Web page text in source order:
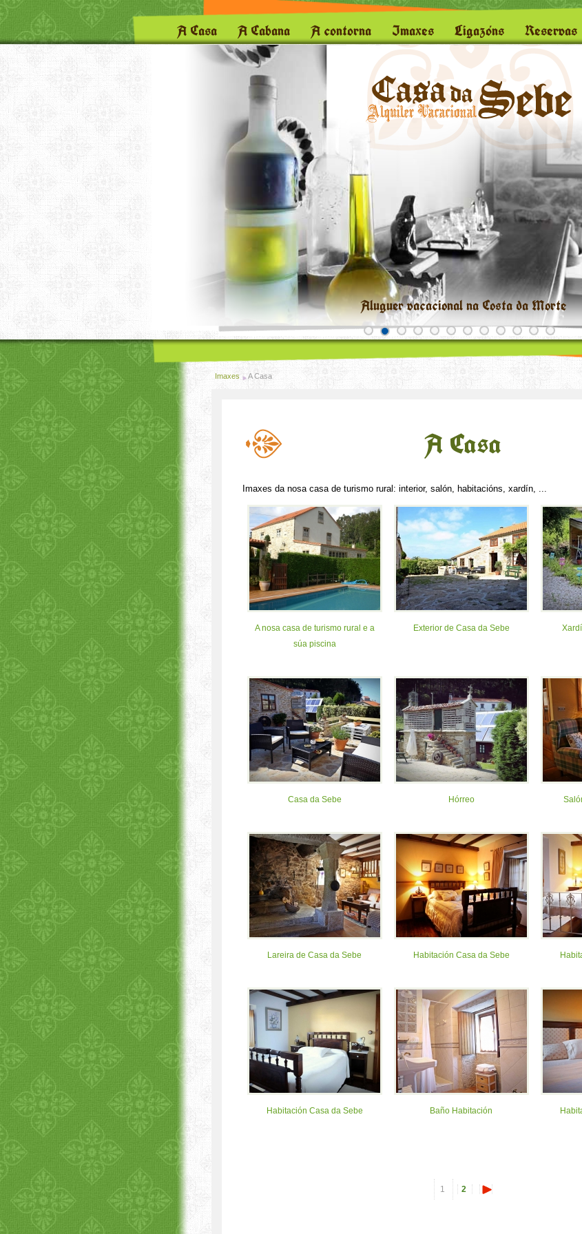
A Casa A Cabana A contorna Imaxes Ligazóns Reservas
Aluguer vacacional na Costa da Morte
Imaxes A Casa
A Casa
Imaxes da nosa casa de turismo rural: interior, salón, habitacións, xardín, ...
A nosa casa de turismo rural e a
súa piscina
Exterior de Casa da Sebe
Casa da Sebe Hórreo
Lareira de Casa da Sebe Habitación Casa da Sebe
Habitación Casa da Sebe Baño Habitación
1 2